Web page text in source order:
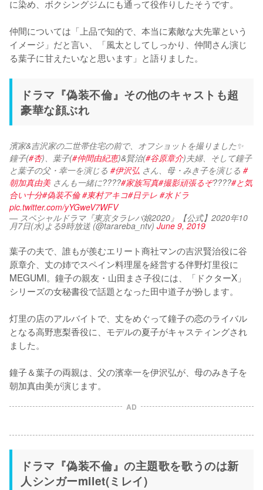
に染め、ボクシングジムにも通って役作りしたそうです。
仲間については「上品で知的で、本当に素敵な大先輩という
イメージ」だと言い、「風太としてしっかり、仲間さん演じ
る葉子に甘えたいなと思います」と語りました。
ドラマ『偽装不倫』その他のキャストも超
豪華な顔ぶれ
濱家&吉沢家の二世帯住宅の前で、オフショットを撮りました✨
鐘子(#杏)、葉子(#仲間由紀恵)&賢治(#谷原章介)夫婦、そして鐘子
と葉子の父・幸一を演じる #伊沢弘 さん、母・みき子を演じる #
朝加真由美 さんも一緒に????#家族写真#撮影頑張るぞ????#と気
合い十分#偽装不倫 #東村アキコ#日テレ #水ドラ
pic.twitter.com/yYGweV7WFV
— スペシャルドラマ『東京タラレバ娘2020』【公式】2020年10
月7日(水)よる9時放送 (@tarareba_ntv) June 9, 2019
葉子の夫で、誰もが羨むエリート商社マンの吉沢賢治役に谷
原章介、丈の姉でスペイン料理屋を経営する伴野灯里役に
MEGUMI。鐘子の親友・山田まさ子役には、「ドクターX」
シリーズの女秘書役で話題となった田中道子が扮します。
灯里の店のアルバイトで、丈をめぐって鐘子の恋のライバル
となる高野恵梨香役に、モデルの夏子がキャスティングされ
ました。
鐘子＆葉子の両親は、父の濱幸一を伊沢弘が、母のみき子を
朝加真由美が演じます。
AD
ドラマ『偽装不倫』の主題歌を歌うのは新
人シンガーmilet(ミレイ)